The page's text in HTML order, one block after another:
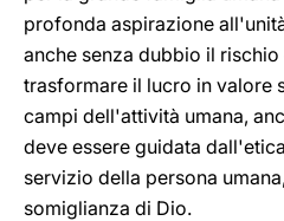
profonda aspirazione
anche senza dubbio il
trasformare il lucro in valore
campi dell'attività umana,
deve essere guidata
servizio della persona
somiglianza di Dio.